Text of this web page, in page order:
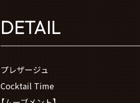
DETAIL
プレザージュ
Cocktail Time